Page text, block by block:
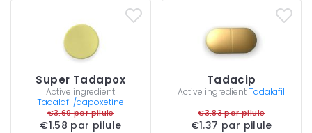
Super Tadapox
Active ingredient
Tadalafil/dapoxetine
€3.69 par pilule
€1.58 par pilule
Tadacip
Active ingredientTadalafil
€3.83 par pilule
€1.37 par pilule